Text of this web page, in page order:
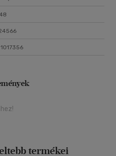
termékei